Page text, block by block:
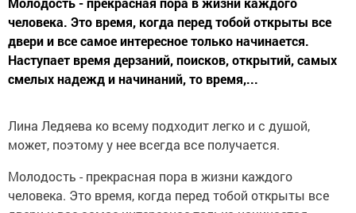
человека. Это время, когда перед тобой открыты все
двери и все самое интересное только начинается.
Наступает время дерзаний, поисков, открытий, самых
смелых надежд и начинаний, то время,...
Лина Ледяева ко всему подходит легко и с душой,
может, поэтому у нее всегда все получается.
Молодость - прекрасная пора в жизни каждого
человека. Это время, когда перед тобой открыты все